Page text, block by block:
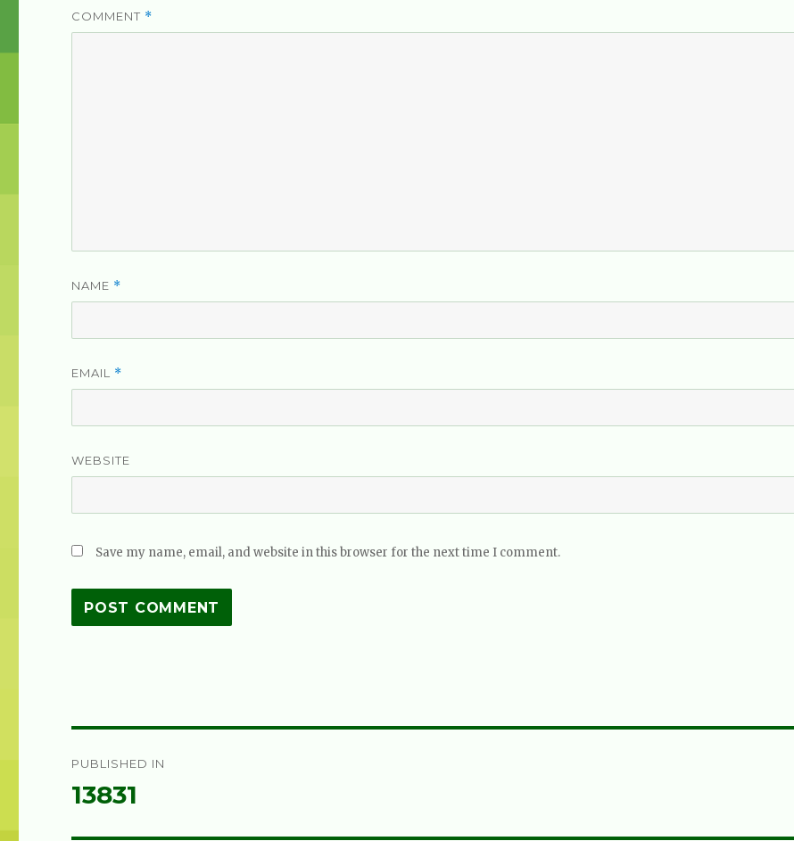
COMMENT *
NAME *
EMAIL *
WEBSITE
Save my name, email, and website in this browser for the next time I comment.
navigation
PUBLISHED IN
13831